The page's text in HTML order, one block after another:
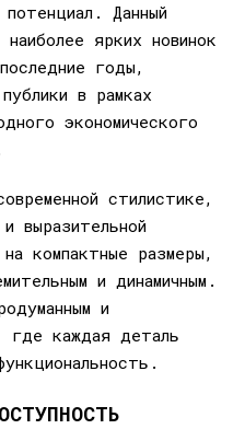
потенциал. Данный
ярких новинок
годы,
в рамках
экономического
стилистике,
выразительной
компактные размеры,
и динамичным.
и
где каждая деталь